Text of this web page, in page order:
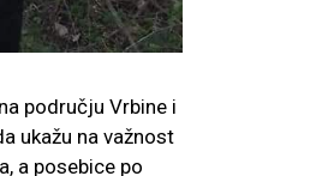
području Vrbine i
ukažu na važnost
a posebice po